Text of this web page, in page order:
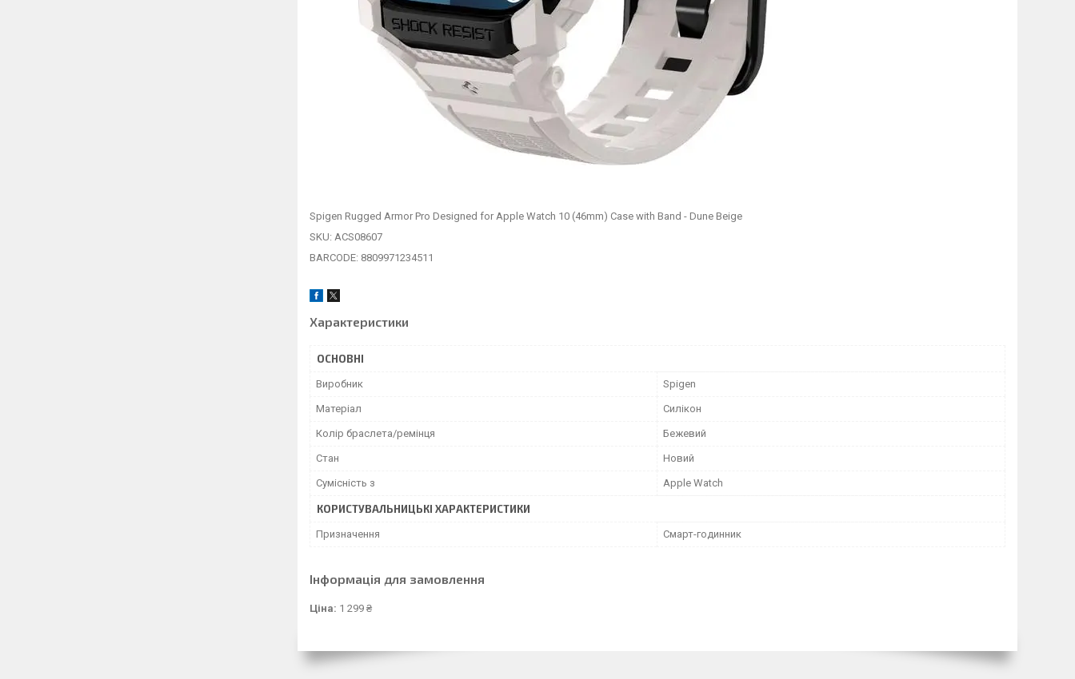
Spigen Rugged Armor Pro Designed for Apple Watch 10 (46mm) Case with Band - Dune Beige
SKU: ACS08607
BARCODE: 8809971234511
Характеристики
ОСНОВНІ
Виробник Spigen
Матеріал Силікон
Колір браслета/ремінця Бежевий
Стан Новий
Сумісність з Apple Watch
КОРИСТУВАЛЬНИЦЬКІ ХАРАКТЕРИСТИКИ
Призначення Смарт-годинник
Інформація для замовлення
Ціна: 1 299 ₴